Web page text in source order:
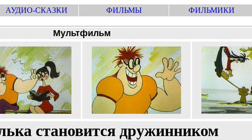
АУДИО-СКАЗКИ ФИЛЬМЫ ФИЛЬМИКИ
Мультфильм
становится дружинником